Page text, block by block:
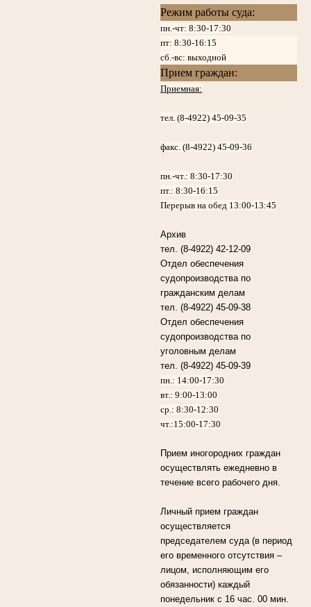
Режим работы суда:
пн.-чт: 8:30-17:30
пт: 8:30-16:15
сб.-вс: выходной
Прием граждан:
Приемная:
тел. (8-4922) 45-09-35
факс. (8-4922) 45-09-36
пн.-чт.:8:30-17:30
пт.:8:30-16:15
Перерыв на обед 13:00-13:45
Архив
тел. (8-4922) 42-12-09
Отдел обеспечения
судопроизводства по
гражданским делам
тел. (8-4922) 45-09-38
Отдел обеспечения
судопроизводства по
уголовным делам
тел. (8-4922) 45-09-39
пн.: 14:00-17:30
вт.: 9:00-13:00
ср.: 8:30-12:30
чт.:15:00-17:30
Прием иногородних граждан
осуществлять ежедневно в
течение всего рабочего дня.
Личный прием граждан
осуществляется
председателем суда (в период
его временного отсутствия –
лицом, исполняющим его
обязанности) каждый
понедельник с 16 час. 00 мин.